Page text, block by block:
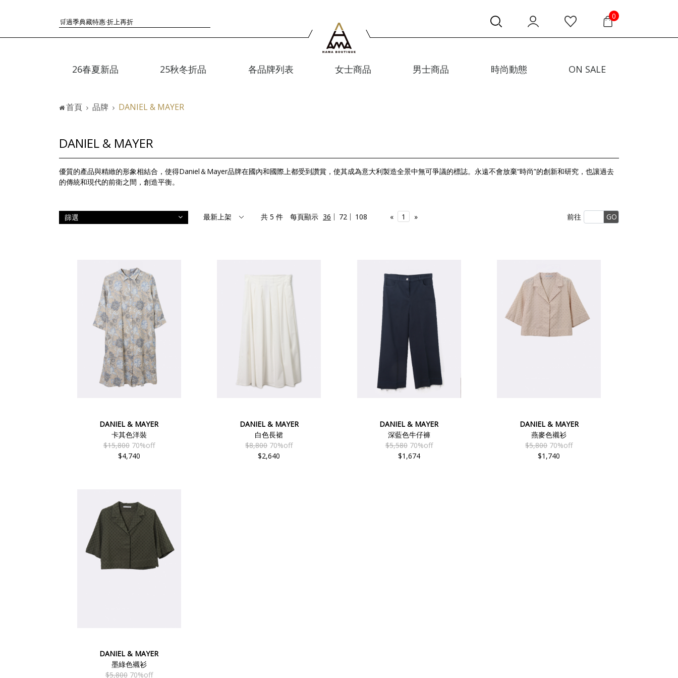
🛒過季典藏特惠·折上再折
👜大容量包款美學從不只是收納
🟤TODS的義大利經典美學超越了短暫流行
👜大容量包款美學從不只是收納
0
26春夏新品 25秋冬折品 各品牌列表 女士商品 男士商品 時尚動態 ON SALE
首頁 品牌 DANIEL & MAYER
DANIEL & MAYER
優質的產品與精緻的形象相結合，使得Daniel＆Mayer品牌在國內和國際上都受到讚賞，使其成為意大利製造全景中無可爭議的標誌。永遠不會放棄“時尚”的創新和研究，也讓過去
的傳統和現代的前衛之間，創造平衡。
篩選 共 5 件 每頁顯示 36 72 108 « 1 » 前往 GO
DANIEL & MAYER
卡其色洋裝
$15,800 70%off
$4,740
DANIEL & MAYER
白色長裙
$8,800 70%off
$2,640
DANIEL & MAYER
深藍色牛仔褲
$5,580 70%off
$1,674
DANIEL & MAYER
燕麥色襯衫
$5,800 70%off
$1,740
DANIEL & MAYER
墨綠色襯衫
$5,800 70%off